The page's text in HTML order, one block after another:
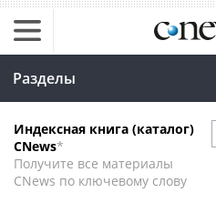
Разделы
Индексная книга (каталог)
CNews*
Получите все материалы
CNews по ключевому слову